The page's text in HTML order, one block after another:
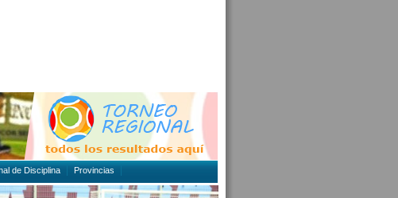
de Disciplina Provincias